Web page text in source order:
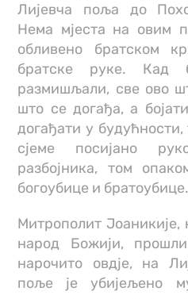
Лијевча поља до
Нема мјеста на овим
обливено братском
братске руке. Кад
размишљали, све ово
што се догађа, а
догађати у
сјеме посијано
разбојника, том
богоубице и братоубице.
Митрополит
народ Божији,
нарочито овдје, на
поље је убијељено